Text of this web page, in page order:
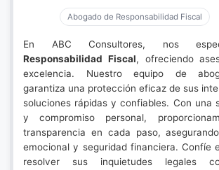
Abogado de Responsabilidad Fiscal
En ABC Consultores, nos
Responsabilidad Fiscal, ofreciendo
excelencia. Nuestro equipo de
garantiza una protección eficaz de sus
soluciones rápidas y confiables. Con una
y compromiso personal,
transparencia en cada paso,
emocional y seguridad financiera. Confíe
resolver sus inquietudes legales